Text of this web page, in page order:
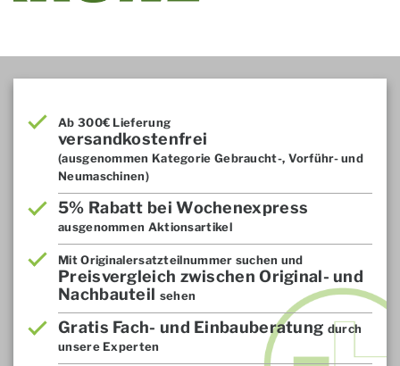
Ab 300€ Lieferung
versandkostenfrei
(ausgenommen Kategorie Gebraucht-, Vorführ- und
Neumaschinen)
5% Rabatt bei Wochenexpress
ausgenommen Aktionsartikel
Mit Originalersatzteilnummer suchen und
Preisvergleich zwischen Original- und
Nachbauteil sehen
Gratis Fach- und Einbauberatung durch
unsere Experten